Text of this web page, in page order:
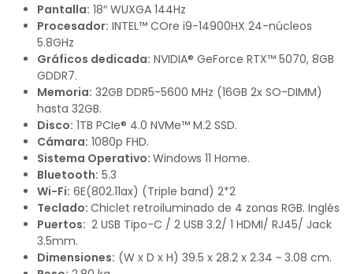
Pantalla: 18″ WUXGA 144Hz
Procesador: INTEL™ COre i9-14900HX 24-núcleos
5.8GHz
Gráficos dedicada: NVIDIA® GeForce RTX™ 5070, 8GB
GDDR7.
Memoria: 32GB DDR5-5600 MHz (16GB 2x SO-DIMM)
hasta 32GB.
Disco: 1TB PCIe® 4.0 NVMe™ M.2 SSD.
Cámara: 1080p FHD.
Sistema Operativo: Windows 11 Home.
Bluetooth: 5.3
Wi-Fi: 6E(802.11ax) (Triple band) 2*2
Teclado: Chiclet retroiluminado de 4 zonas RGB. Inglés
Puertos: 2 USB Tipo-C / 2 USB 3.2/ 1 HDMI/ RJ45/ Jack
3.5mm.
Dimensiones: (W x D x H) 39.5 x 28.2 x 2.34 ~ 3.08 cm.